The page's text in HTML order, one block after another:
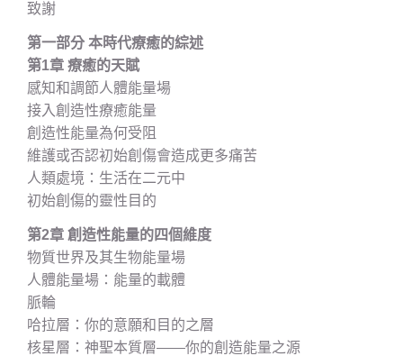
致謝
第一部分 本時代療癒的綜述
第1章 療癒的天賦
感知和調節人體能量場
接入創造性療癒能量
創造性能量為何受阻
維護或否認初始創傷會造成更多痛苦
人類處境：生活在二元中
初始創傷的靈性目的
第2章 創造性能量的四個維度
物質世界及其生物能量場
人體能量場：能量的載體
脈輪
哈拉層：你的意願和目的之層
核星層：神聖本質層——你的創造能量之源